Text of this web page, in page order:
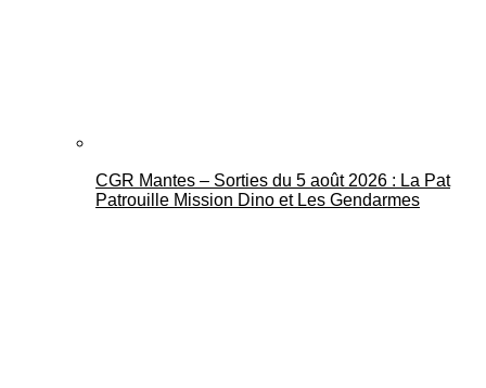
CGR Mantes – Sorties du 5 août 2026 : La Pat
Patrouille Mission Dino et Les Gendarmes